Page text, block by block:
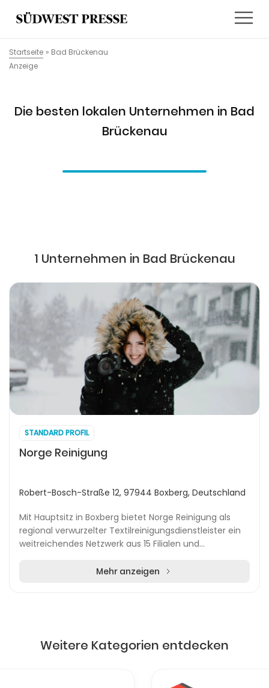
Startseite » Bad Brückenau
Anzeige
Die besten lokalen Unternehmen in Bad
Brückenau
1 Unternehmen in Bad Brückenau
STANDARD PROFIL
Norge Reinigung
Robert-Bosch-Straße 12, 97944 Boxberg, Deutschland
Mit Hauptsitz in Boxberg bietet Norge Reinigung als
regional verwurzelter Textilreinigungsdienstleister ein
weitreichendes Netzwerk aus 15 Filialen und
Mehr anzeigen
Weitere Kategorien entdecken